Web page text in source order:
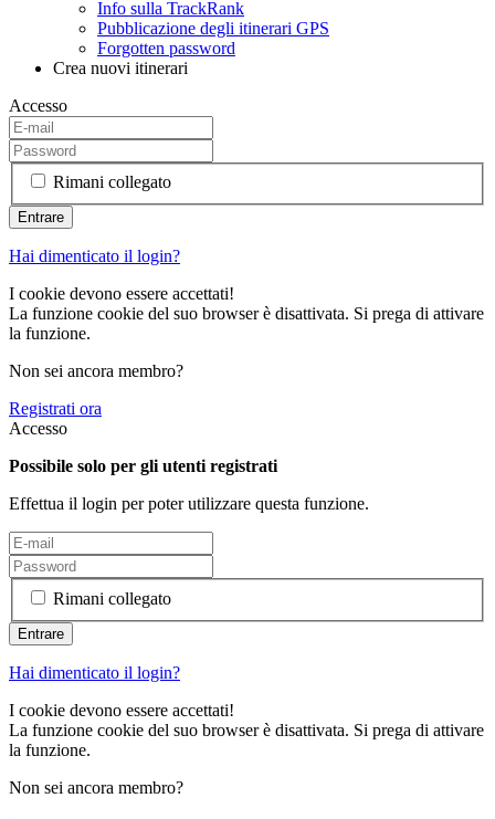
Info sulla TrackRank
Pubblicazione degli itinerari GPS
Forgotten password
Crea nuovi itinerari
Accesso
Rimani collegato
Hai dimenticato il login?
I cookie devono essere accettati!
La funzione cookie del suo browser è disattivata. Si prega di attivare
la funzione.
Non sei ancora membro?
Registrati ora
Accesso
Possibile solo per gli utenti registrati
Effettua il login per poter utilizzare questa funzione.
Rimani collegato
Hai dimenticato il login?
I cookie devono essere accettati!
La funzione cookie del suo browser è disattivata. Si prega di attivare
la funzione.
Non sei ancora membro?